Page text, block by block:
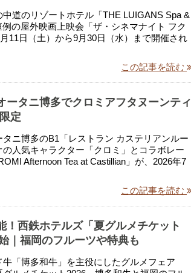
道のリゾートホテル「THE LUIGANS Spa &
の屋外映画上映会「ザ・シネマナイト フク
11日（土）から9月30日（水）まで開催され
この記事を読む
ータニ博多でクロミアフタヌーンティ
定
ニ博多のB1「レストラン カステリアンルー
の人気キャラクター「クロミ」とコラボレー
Afternoon Tea at Castillian」が、2026年7
この記事を読む
！西鉄ホテルズ「夏グルメチケット
｜福岡のフルーツや特典も
「博多和牛」を主役にしたグルメフェア